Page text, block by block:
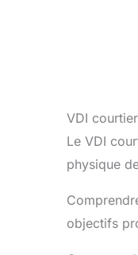
VDI courtier
Le VDI
physique
objectifs